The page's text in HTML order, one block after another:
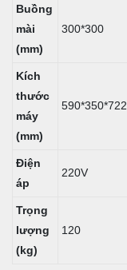
Buồng
mài
(mm)
300*300
Kích
thước
máy
(mm)
590*350*722
Điện
áp
220V
Trọng
lượng
(kg)
120